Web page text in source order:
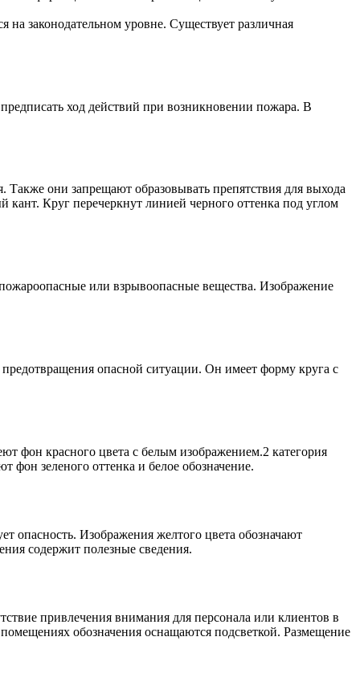
на законодательном уровне. Существует различная
ход действий при возникновении пожара. В
они запрещают образовывать препятствия для выхода
Круг перечеркнут линией черного оттенка под углом
или взрывоопасные вещества. Изображение
опасной ситуации. Он имеет форму круга с
фон красного цвета с белым изображением.2 категория
фон зеленого оттенка и белое обозначение.
опасность. Изображения желтого цвета обозначают
содержит полезные сведения.
привлечения внимания для персонала или клиентов в
обозначения оснащаются подсветкой. Размещение